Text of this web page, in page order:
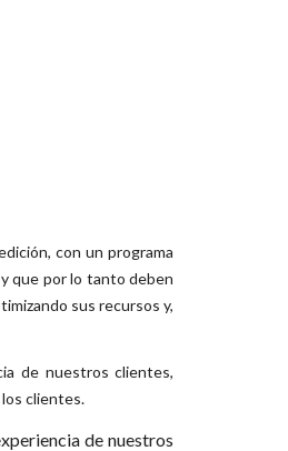
con un programa
que por lo tanto deben
sus recursos y,
de nuestros clientes,
clientes.
de nuestros